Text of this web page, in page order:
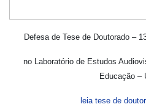
Defesa de Tese de Doutorado –
no Laboratório de Estudos
Educação –
leia tese de